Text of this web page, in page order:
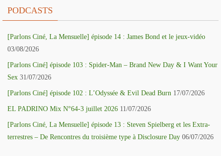
PODCASTS
[Parlons Ciné, La Mensuelle] épisode 14 : James Bond et le jeux-vidéo
03/08/2026
[Parlons Ciné] épisode 103 : Spider-Man – Brand New Day & I Want Your
Sex 31/07/2026
[Parlons Ciné] épisode 102 : L’Odyssée & Evil Dead Burn 17/07/2026
EL PADRINO Mix N°64-3 juillet 2026 11/07/2026
[Parlons Ciné, La Mensuelle] épisode 13 : Steven Spielberg et les Extra-
terrestres – De Rencontres du troisième type à Disclosure Day 06/07/2026